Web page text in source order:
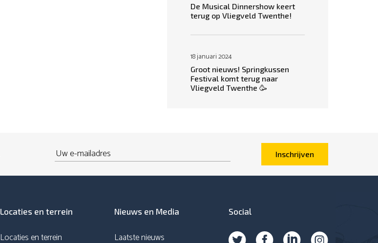
De Musical Dinnershow keert
terug op Vliegveld Twenthe!
18 januari 2024
Groot nieuws! Springkussen
Festival komt terug naar
Vliegveld Twenthe 🥳
Email
Inschrijven
Locaties en terrein
Locaties en terrein
Nieuws en Media
Laatste nieuws
Social